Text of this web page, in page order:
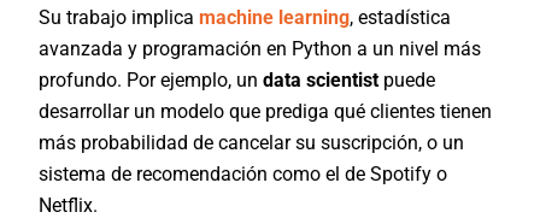
Su trabajo implicamachine learning, estadística
avanzada y programación en Python a un nivel más
profundo. Por ejemplo, undata scientist puede
desarrollar un modelo que prediga qué clientes tienen
más probabilidad de cancelar su suscripción, o un
sistema de recomendación como el de Spotify o
Netflix.